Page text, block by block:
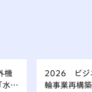
機
上
2026 ビジ
輪事業再構